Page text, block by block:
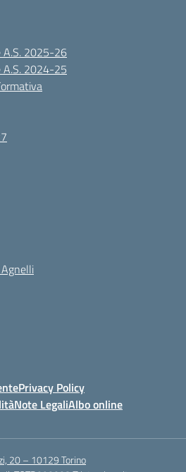
A.S. 2025-26
A.S. 2024-25
Privacy Policy
Note LegaliAlbo online
20 – 10129 Torino